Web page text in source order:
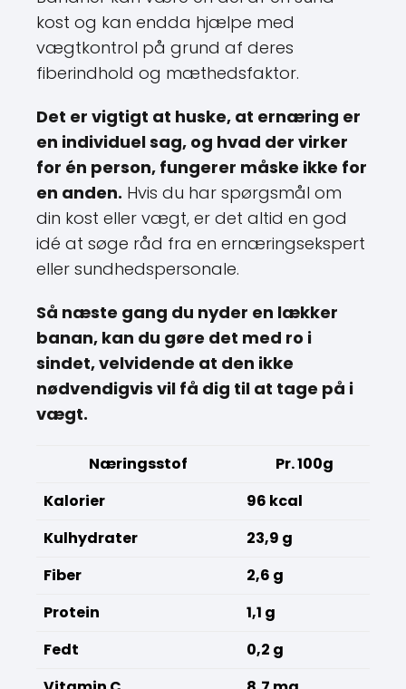
kost og kan endda hjælpe med
vægtkontrol på grund af deres
fiberindhold og mæthedsfaktor.
Det er vigtigt at huske, at ernæring er
en individuel sag, og hvad der virker
for én person, fungerer måske ikke for
en anden. Hvis du har spørgsmål om
din kost eller vægt, er det altid en god
idé at søge råd fra en ernæringsekspert
eller sundhedspersonale.
Så næste gang du nyder en lækker
banan, kan du gøre det med ro i
sindet, velvidende at den ikke
nødvendigvis vil få dig til at tage på i
vægt.
Næringsstof
Pr. 100g
Kalorier
96 kcal
Kulhydrater
23,9 g
Fiber
2,6 g
Protein
1,1 g
Fedt
0,2 g
Vitamin C
8,7 mg